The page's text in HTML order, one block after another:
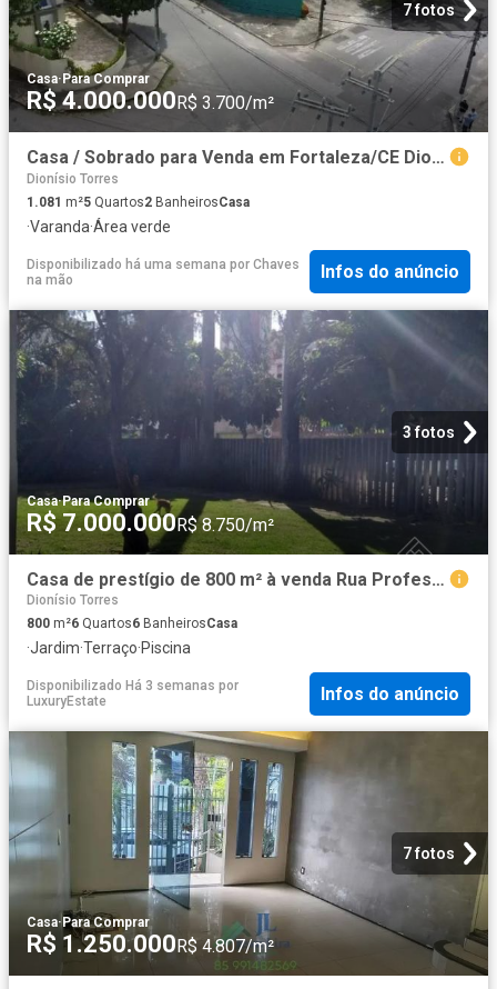
7 fotos
Casa· Para Comprar
R$ 4.000.000R$ 3.700/m²
Casa / Sobrado para Venda em Fortaleza/CE Dionisio Torres 5 Quartos
Dionísio Torres
1.081 m²5 Quartos2 BanheirosCasa
·Varanda·Área verde
Disponibilizado há uma semana por Chaves
na mão
Infos do anúncio
3 fotos
Casa·Para Comprar
R$ 7.000.000R$ 8.750/m²
Casa de prestígio de 800 m² à venda Rua Professor Dias da Rocha, Fortaleza, Ceará
Dionísio Torres
800 m²6 Quartos6 BanheirosCasa
·Jardim·Terraço·Piscina
Disponibilizado Há 3 semanas por
LuxuryEstate
Infos do anúncio
7 fotos
Casa· Para Comprar
R$ 1.250.000 R$ 4.807/m²